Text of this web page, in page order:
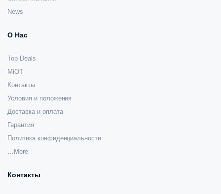
News
О Нас
Top Deals
MiOT
Контакты
Условия и положения
Доставка и оплата
Гарантия
Политика конфиденциальности
…More
Контакты